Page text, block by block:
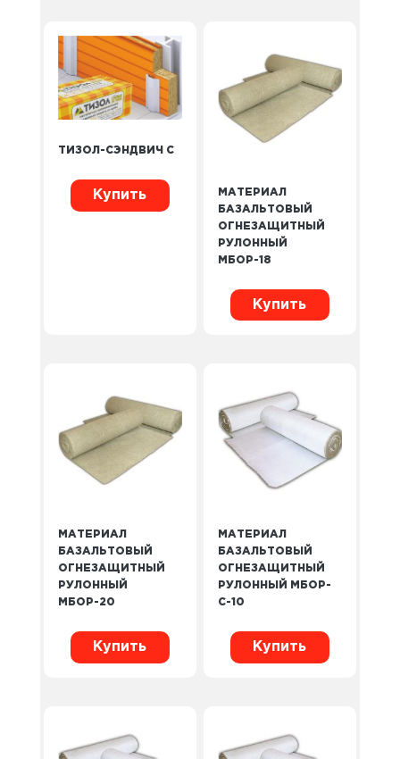
ТИЗОЛ-СЭНДВИЧ С
Купить
МАТЕРИАЛ
БАЗАЛЬТОВЫЙ
ОГНЕЗАЩИТНЫЙ
РУЛОННЫЙ
МБОР-18
Купить
МАТЕРИАЛ
БАЗАЛЬТОВЫЙ
ОГНЕЗАЩИТНЫЙ
РУЛОННЫЙ
МБОР-20
Купить
МАТЕРИАЛ
БАЗАЛЬТОВЫЙ
ОГНЕЗАЩИТНЫЙ
РУЛОННЫЙ МБОР-
С-10
Купить